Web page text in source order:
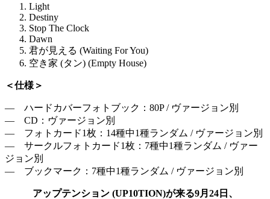
Light
Destiny
Stop The Clock
Dawn
君が見える (Waiting For You)
空き家 (タン) (Empty House)
＜仕様＞
― ハードカバーフォトブック：80P / ヴァージョン別
― CD：ヴァージョン別
― フォトカード1枚：14種中1種ランダム / ヴァージョン別
― サークルフォトカード1枚：7種中1種ランダム / ヴァー
ジョン別
― ブックマーク：7種中1種ランダム / ヴァージョン別
アップテンション (UP10TION)が来る9月24日、